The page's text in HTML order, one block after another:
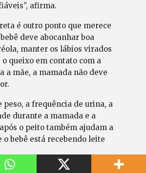
afirma.
é outro ponto que merece
deve abocanhar boa
manter os lábios virados
queixo em contato com a
a mãe, a mamada não deve
peso, a frequência de urina, a
durante a mamada e a
o peito também ajudam a
o bebê está recebendo leite
pode fazer diferença